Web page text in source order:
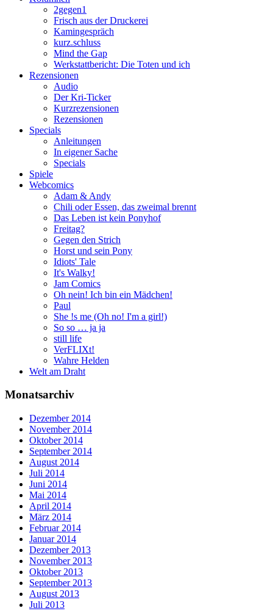
2gegen1
Frisch aus der Druckerei
Kamingespräch
kurz.schluss
Mind the Gap
Werkstattbericht: Die Toten und ich
Rezensionen
Audio
Der Kri-Ticker
Kurzrezensionen
Rezensionen
Specials
Anleitungen
In eigener Sache
Specials
Spiele
Webcomics
Adam & Andy
Chili oder Essen, das zweimal brennt
Das Leben ist kein Ponyhof
Freitag?
Gegen den Strich
Horst und sein Pony
Idiots' Tale
It's Walky!
Jam Comics
Oh nein! Ich bin ein Mädchen!
Paul
She !s me (Oh no! I'm a girl!)
So so … ja ja
still life
VerFLIXt!
Wahre Helden
Welt am Draht
Monatsarchiv
Dezember 2014
November 2014
Oktober 2014
September 2014
August 2014
Juli 2014
Juni 2014
Mai 2014
April 2014
März 2014
Februar 2014
Januar 2014
Dezember 2013
November 2013
Oktober 2013
September 2013
August 2013
Juli 2013